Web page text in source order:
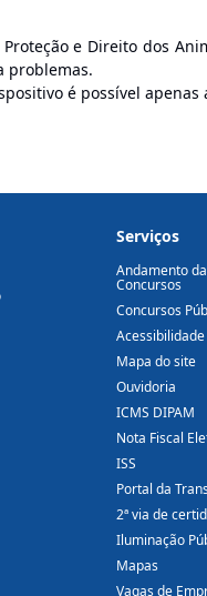
e Direito dos
problemas.
é possível
Serviços
Andamento
Concursos
Concursos
Mapa do site
Ouvidoria
ICMS DIPAM
Nota Fiscal
ISS
Portal da
2ª via de
Iluminação
Mapas
Vagas de